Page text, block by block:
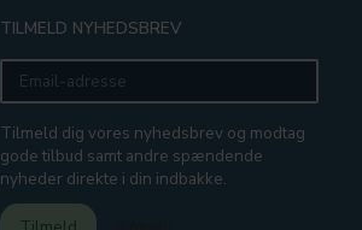
TILMELD NYHEDSBREV
Email-
adresse
Tilmeld dig vores nyhedsbrev og modtag
gode tilbud samt andre spændende
nyheder direkte i din indbakke.